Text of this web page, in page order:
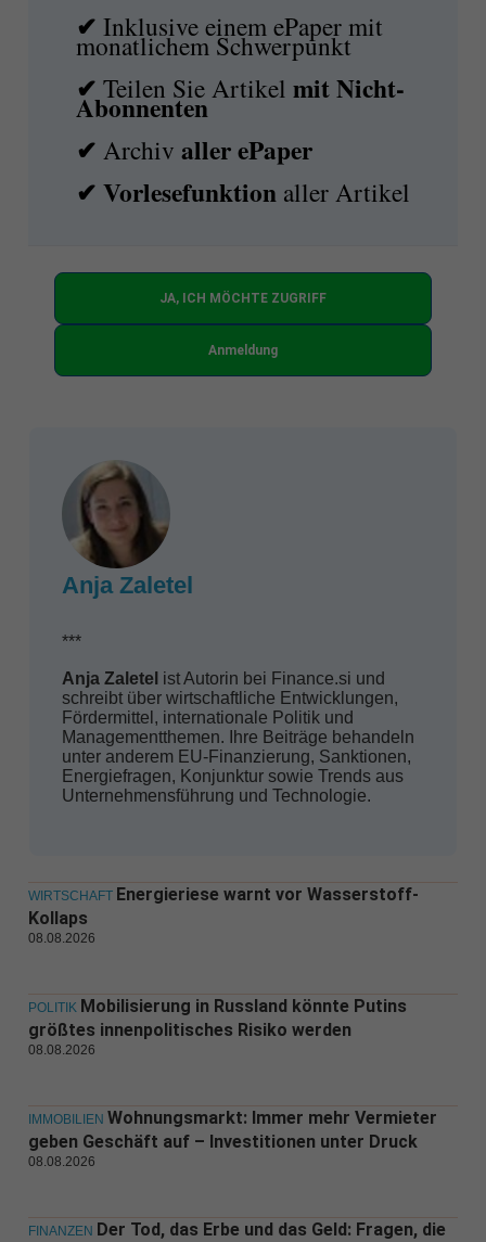
✔Inklusive einem ePaper mit
monatlichem Schwerpunkt
✔Teilen Sie ArtikelmitNicht-
Abonnenten
✔Archivaller ePaper
✔Vorlesefunktion aller Artikel
JA, ICH MÖCHTE ZUGRIFF
Anmeldung
Anja Zaletel
***
Anja Zaletel ist Autorin bei Finance.si und
schreibt über wirtschaftliche Entwicklungen,
Fördermittel, internationale Politik und
Managementthemen. Ihre Beiträge behandeln
unter anderem EU-Finanzierung, Sanktionen,
Energiefragen, Konjunktur sowie Trends aus
Unternehmensführung und Technologie.
WIRTSCHAFT Energieriese warnt vor Wasserstoff-
Kollaps
08.08.2026
POLITIK Mobilisierung in Russland könnte Putins
größtes innenpolitisches Risiko werden
08.08.2026
IMMOBILIEN Wohnungsmarkt: Immer mehr Vermieter
geben Geschäft auf – Investitionen unter Druck
08.08.2026
FINANZEN Der Tod, das Erbe und das Geld: Fragen, die